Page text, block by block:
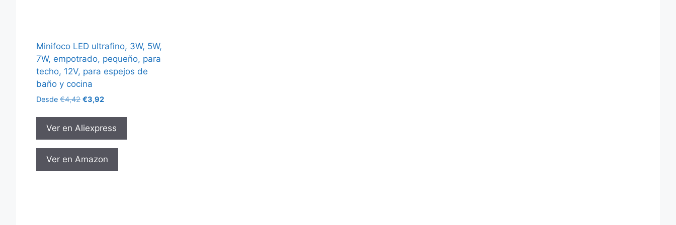
Minifoco LED ultrafino, 3W, 5W,
7W, empotrado, pequeño, para
techo, 12V, para espejos de
baño y cocina
Desde €4,42 El
original
era:
€4,42.
€3,92El
actual
es:
€3,92.
Ver en Aliexpress
Ver en Amazon